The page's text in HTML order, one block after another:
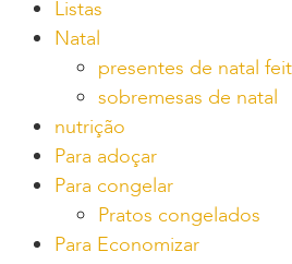
Listas
Natal
presentes de natal
sobremesas de natal
nutrição
Para adoçar
Para congelar
Pratos congelados
Para Economizar